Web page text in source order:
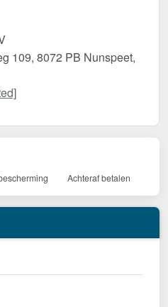
109, 8072 PB Nunspeet,
Achteraf betalen